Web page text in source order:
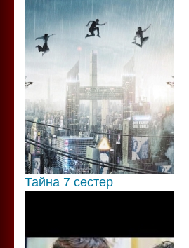
Тайна 7 сестер